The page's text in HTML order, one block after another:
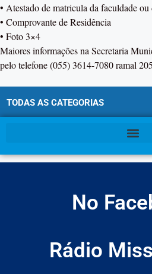
• Atestado de matricula da faculdade
• Comprovante de Residência
• Foto 3×4
Maiores informações na Secretaria
pelo telefone (055) 3614-7080 ramal
TODAS AS CATEGORIAS
No
Rádio